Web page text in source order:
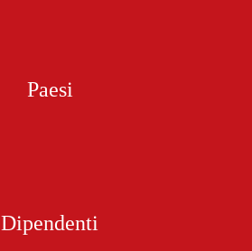
Paesi
Dipendenti